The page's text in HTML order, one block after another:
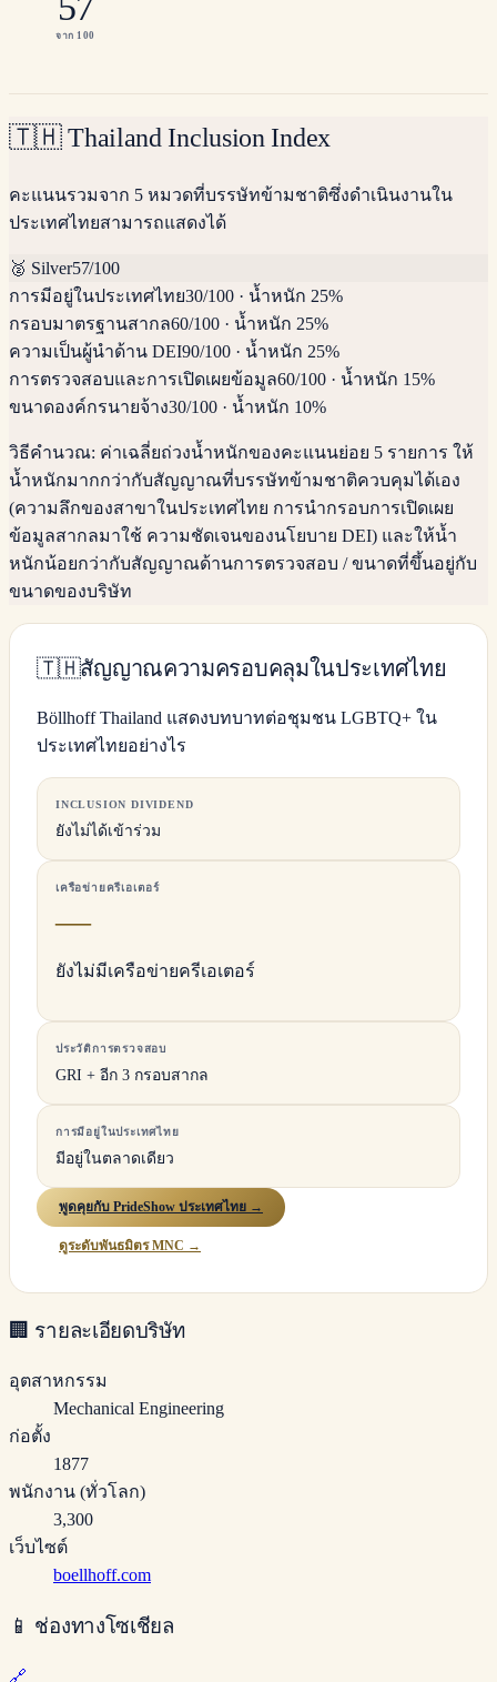
จาก 100
🇹🇭 Thailand Inclusion Index
คะแนนรวมจาก 5 หมวดที่บรรษัทข้ามชาติซึ่งดำเนินงานใน
ประเทศไทยสามารถแสดงได้
🥈 Silver57/100
การมีอยู่ในประเทศไทย30/100 · น้ำหนัก 25%
กรอบมาตรฐานสากล60/100 · น้ำหนัก 25%
ความเป็นผู้นำด้าน DEI90/100 · น้ำหนัก 25%
การตรวจสอบและการเปิดเผยข้อมูล60/100 · น้ำหนัก 15%
ขนาดองค์กรนายจ้าง30/100 · น้ำหนัก 10%
วิธีคำนวณ: ค่าเฉลี่ยถ่วงน้ำหนักของคะแนนย่อย 5 รายการ ให้
น้ำหนักมากกว่ากับสัญญาณที่บรรษัทข้ามชาติควบคุมได้เอง
(ความลึกของสาขาในประเทศไทย การนำกรอบการเปิดเผย
ข้อมูลสากลมาใช้ ความชัดเจนของนโยบาย DEI) และให้น้ำ
หนักน้อยกว่ากับสัญญาณด้านการตรวจสอบ / ขนาดที่ขึ้นอยู่กับ
ขนาดของบริษัท
🇹🇭สัญญาณความครอบคลุมในประเทศไทย
Böllhoff Thailand แสดงบทบาทต่อชุมชน LGBTQ+ ใน
ประเทศไทยอย่างไร
INCLUSION DIVIDEND
ยังไม่ได้เข้าร่วม
เครือข่ายครีเอเตอร์
—
ยังไม่มีเครือข่ายครีเอเตอร์
ประวัติการตรวจสอบ
GRI + อีก 3 กรอบสากล
การมีอยู่ในประเทศไทย
มีอยู่ในตลาดเดียว
พูดคุยกับ PrideShow ประเทศไทย →
ดูระดับพันธมิตร MNC →
🏢 รายละเอียดบริษัท
อุตสาหกรรม
Mechanical Engineering
ก่อตั้ง
1877
พนักงาน (ทั่วโลก)
3,300
เว็บไซต์
boellhoff.com
📱 ช่องทางโซเชียล
🔗